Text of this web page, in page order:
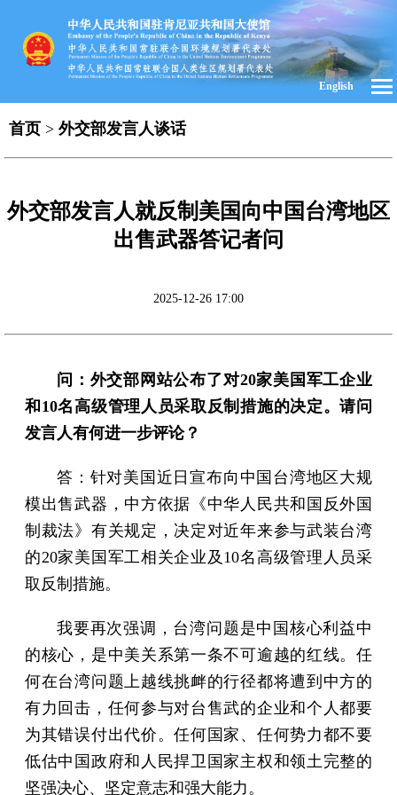
English
首页 > 外交部发言人谈话
外交部发言人就反制美国向中国台湾地区
出售武器答记者问
2025-12-26 17:00
问：外交部网站公布了对20家美国军工企业
和10名高级管理人员采取反制措施的决定。请问
发言人有何进一步评论？
答：针对美国近日宣布向中国台湾地区大规
模出售武器，中方依据《中华人民共和国反外国
制裁法》有关规定，决定对近年来参与武装台湾
的20家美国军工相关企业及10名高级管理人员采
取反制措施。
我要再次强调，台湾问题是中国核心利益中
的核心，是中美关系第一条不可逾越的红线。任
何在台湾问题上越线挑衅的行径都将遭到中方的
有力回击，任何参与对台售武的企业和个人都要
为其错误付出代价。任何国家、任何势力都不要
低估中国政府和人民捍卫国家主权和领土完整的
坚强决心、坚定意志和强大能力。